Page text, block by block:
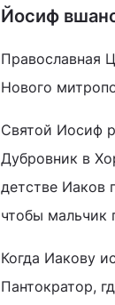
Йосиф
Православная
Нового
Святой Иосиф
Дубровник в
детстве Иаков
чтобы мальчик
Когда Иакову
Пантократор,